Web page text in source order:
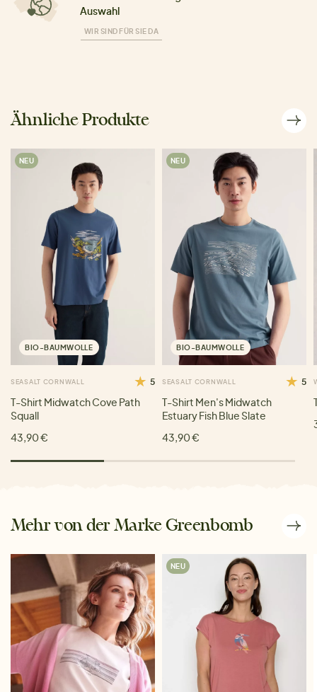
Auswahl
WIR SIND FÜR SIE DA
Ähnliche Produkte
NEU
BIO-BAUMWOLLE
SEASALT CORNWALL 5
T-Shirt Midwatch Cove Path
Squall
43,90 €
NEU
BIO-BAUMWOLLE
SEASALT CORNWALL 5
T-Shirt Men's Midwatch
Estuary Fish Blue Slate
43,90 €
Mehr von der Marke Greenbomb
NEU